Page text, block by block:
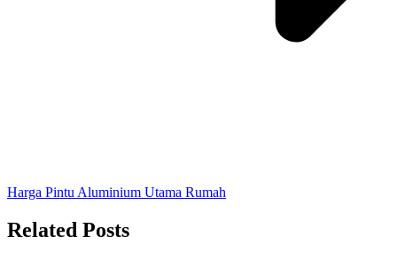
Harga Pintu Aluminium Utama Rumah
Related Posts